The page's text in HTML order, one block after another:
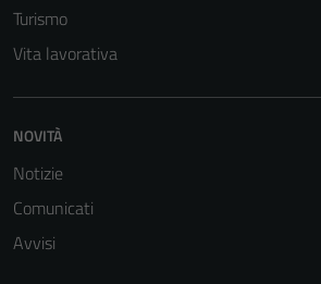
Turismo
Vita lavorativa
NOVITÀ
Notizie
Comunicati
Avvisi